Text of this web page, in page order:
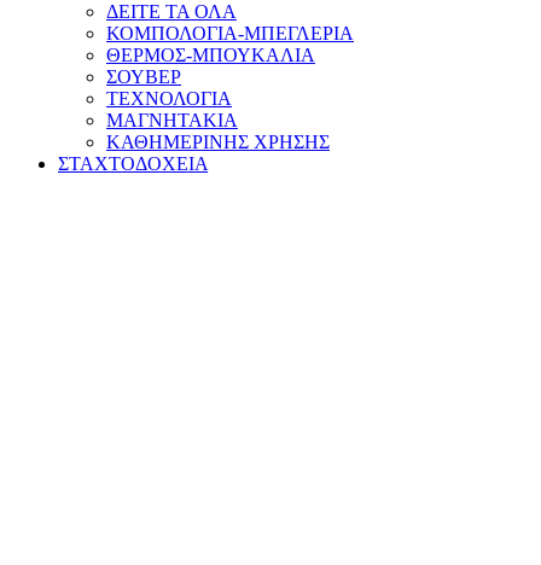
ΔΕΙΤΕ ΤΑ ΟΛΑ
ΚΟΜΠΟΛΟΓΙΑ-ΜΠΕΓΛΕΡΙΑ
ΘΕΡΜΟΣ-ΜΠΟΥΚΑΛΙΑ
ΣΟΥΒΕΡ
ΤΕΧΝΟΛΟΓΙΑ
ΜΑΓΝΗΤΑΚΙΑ
ΚΑΘΗΜΕΡΙΝΗΣ ΧΡΗΣΗΣ
ΣΤΑΧΤΟΔΟΧΕΙΑ